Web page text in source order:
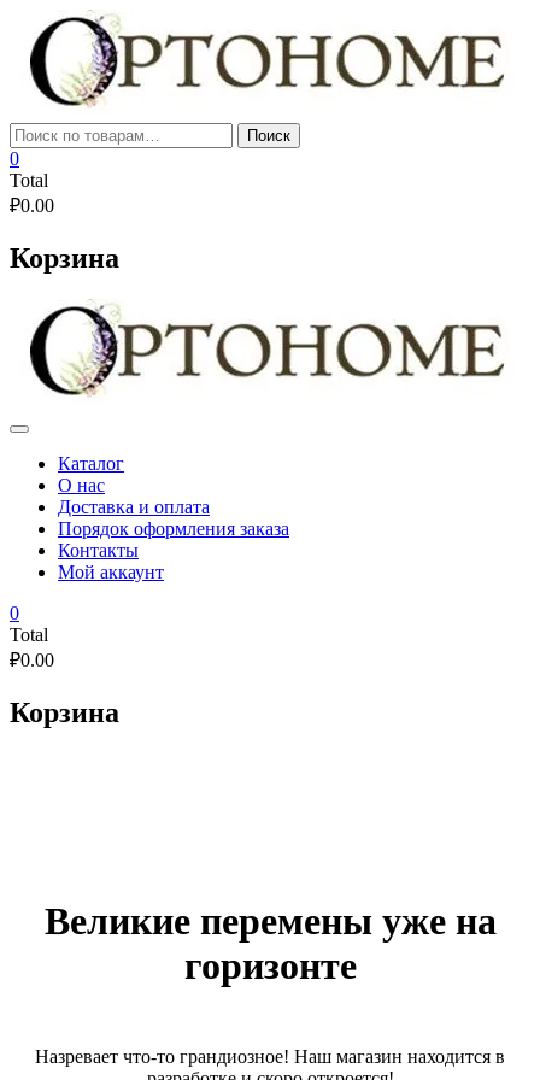
content
Искать: Поиск
0
Total
₽0.00
Корзина
Каталог
О нас
Доставка и оплата
Порядок оформления заказа
Контакты
Мой аккаунт
0
Total
₽0.00
Корзина
Великие перемены уже на
горизонте
Назревает что-то грандиозное! Наш магазин находится в